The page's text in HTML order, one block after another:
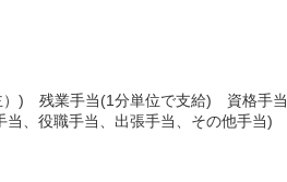
）) 残業手当(1分単位で支給) 資格手当
、役職手当、出張手当、その他手当)